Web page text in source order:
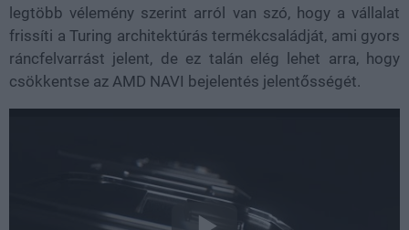
legtöbb vélemény szerint arról van szó, hogy a vállalat
frissíti a Turing architektúrás termékcsaládját, ami gyors
ráncfelvarrást jelent, de ez talán elég lehet arra, hogy
csökkentse az AMD NAVI bejelentés jelentősségét.